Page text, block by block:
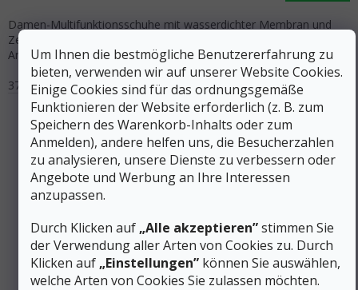
Um Ihnen die bestmögliche Benutzererfahrung zu
bieten, verwenden wir auf unserer Website Cookies.
Einige Cookies sind für das ordnungsgemäße
Funktionieren der Website erforderlich (z. B. zum
Speichern des Warenkorb-Inhalts oder zum
Anmelden), andere helfen uns, die Besucherzahlen
zu analysieren, unsere Dienste zu verbessern oder
Angebote und Werbung an Ihre Interessen
anzupassen.
Durch Klicken auf „Alle akzeptieren”stimmen Sie
der Verwendung aller Arten von Cookies zu. Durch
Klicken auf „Einstellungen” können Sie auswählen,
welche Arten von Cookies Sie zulassen möchten.
Damen-Multifunktionsschuhe mit wasserdichter Membran und
Zero-Gravity CloudTec-System. Schnellschnürung für einfaches
An- und Ausziehen, spezielle Laufsohle für zuverlässigen Halt.
37
37,5 38 38,5 40 40,5